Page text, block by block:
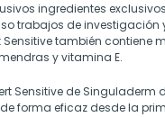
ingredientes
trabajos de investigación
Sensitive también contiene
y vitamina E.
Sensitive de Singuladerm
forma eficaz desde la